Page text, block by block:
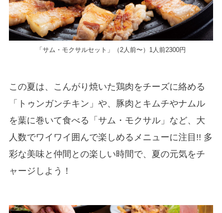
「サム・モクサルセット」（2人前〜）1人前2300円
この夏は、こんがり焼いた鶏肉をチーズに絡める
「トゥンガンチキン」や、豚肉とキムチやナムル
を葉に巻いて食べる「サム・モクサル」など、大
人数でワイワイ囲んで楽しめるメニューに注目!! 多
彩な美味と仲間との楽しい時間で、夏の元気をチ
ャージしよう！